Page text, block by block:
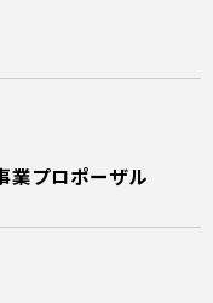
業プロポーザル